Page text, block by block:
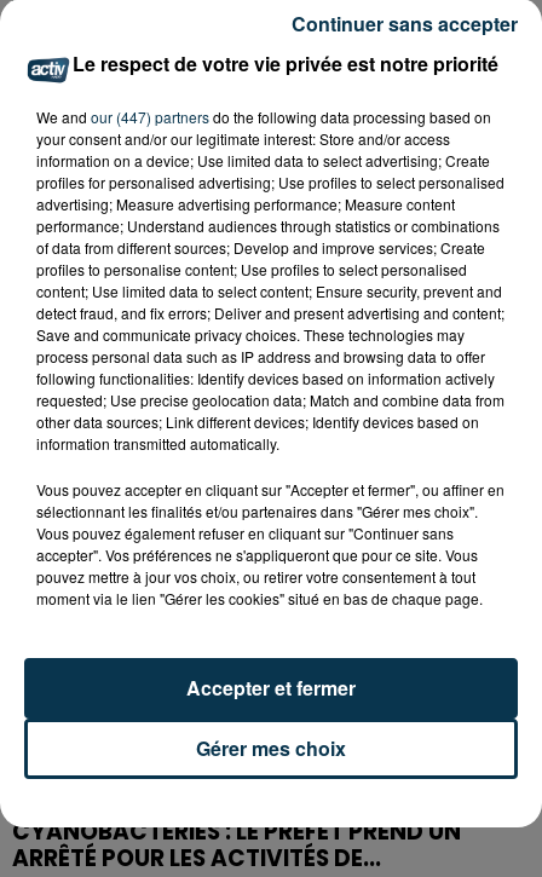
ASSE : UN COMMUNIQUÉ COMMUN POUR
DEMANDER LE DÉPART DE PIERRE EKWAH
CYANOBACTÉRIES : LE PRÉFÊT PREND UN
ARRÊTÉ POUR LES ACTIVITÉS DE...
Le respect de votre vie privée est notre priorité
We and our (447) partnersdo the following data processing based on
your consent and/or our legitimate interest: Store and/or access
information on a device; Use limited data to select advertising; Create
profiles for personalised advertising; Use profiles to select personalised
advertising; Measure advertising performance; Measure content
performance; Understand audiences through statistics or combinations
of data from different sources; Develop and improve services; Create
profiles to personalise content; Use profiles to select personalised
content; Use limited data to select content; Ensure security, prevent and
detect fraud, and fix errors; Deliver and present advertising and content;
Save and communicate privacy choices. These technologies may
process personal data such as IP address and browsing data to offer
following functionalities: Identify devices based on information actively
requested; Use precise geolocation data; Match and combine data from
other data sources; Link different devices; Identify devices based on
information transmitted automatically.
Vous pouvez accepter en cliquant sur "Accepter et fermer", ou affiner en
sélectionnant les finalités et/ou partenaires dans "Gérer mes choix".
Vous pouvez également refuser en cliquant sur "Continuer sans
accepter". Vos préférences ne s'appliqueront que pour ce site. Vous
pouvez mettre à jour vos choix, ou retirer votre consentement à tout
moment via le lien "Gérer les cookies" situé en bas de chaque page.
Gérer mes choix
Accepter et fermer
Continuer sans accepter